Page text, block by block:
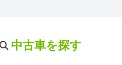
中古車を探す